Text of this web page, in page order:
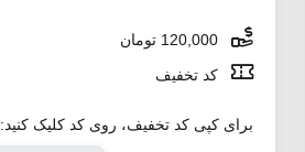
کد تخفیف
برای کپی کد تخفیف، روی کد کلیک کنید: